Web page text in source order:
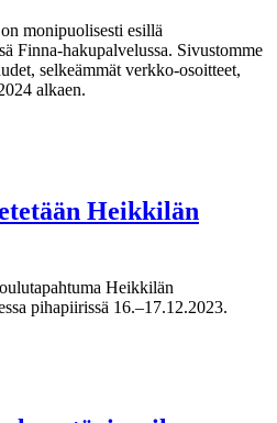
monipuolisesti esillä
Finna-hakupalvelussa. Sivustomme
selkeämmät verkko-osoitteet,
alkaen.
Heikkilän
Heikkilän
pihapiirissä 16.–17.12.2023.